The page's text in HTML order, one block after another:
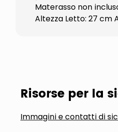
Materasso non
Altezza Letto: 27 cm
Risorse per la
Immagini e contatti di